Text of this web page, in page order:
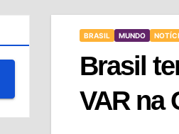
BRASIL MUNDO
Brasil
VAR na